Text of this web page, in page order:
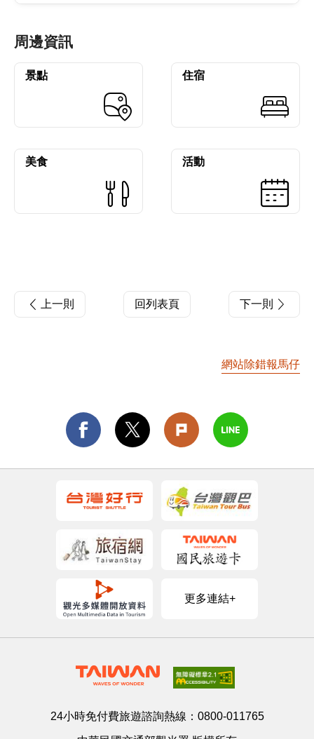
周邊資訊
景點 住宿
美食 活動
上一則 回列表頁 下一則
網站除錯報馬仔
更多連結+
24小時免付費旅遊諮詢熱線： 0800-011765